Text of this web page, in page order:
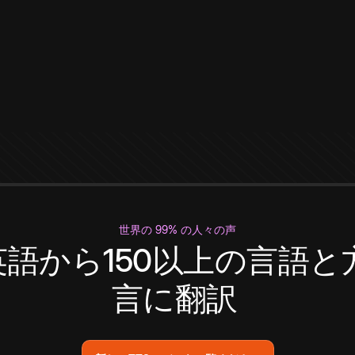
世界の 99% の人々の声
から150以上の言語と
言に翻訳